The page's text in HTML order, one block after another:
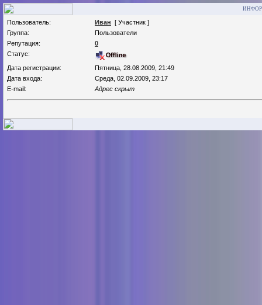
Пользователь: Иван [ Участник ]
Группа:
Пользователи
Репутация:
0
Статус:
Дата регистрации:
Пятница, 28.08.2009, 21:49
Дата входа:
Среда, 02.09.2009, 23:17
E-mail:
Адрес скрыт